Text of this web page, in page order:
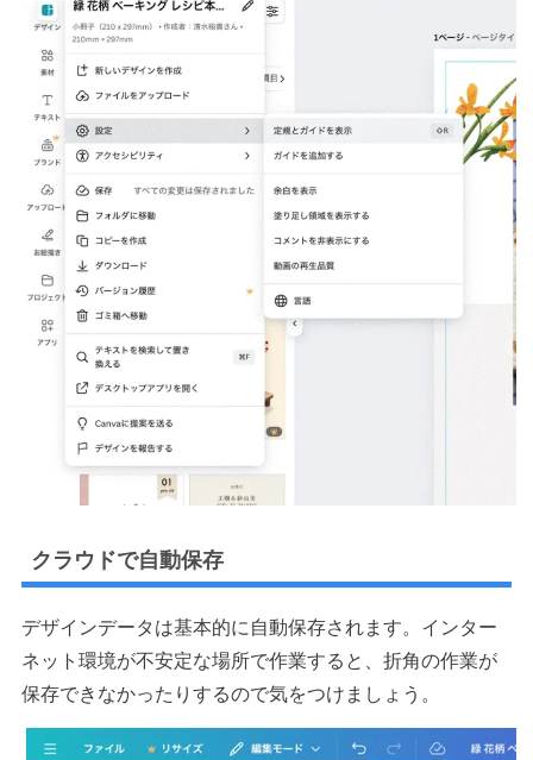
クラウドで自動保存
デザインデータは基本的に自動保存されます。インター
ネット環境が不安定な場所で作業すると、折角の作業が
保存できなかったりするので気をつけましょう。